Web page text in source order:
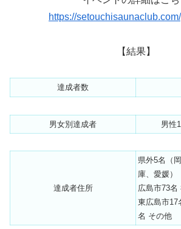
https://
【結果】
達成者数
男女別達成者 男性
達成者住所
県外5名（
庫、愛媛）
広島市73名
東広島市17
名 その他